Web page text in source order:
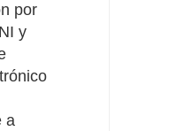
por
y
a